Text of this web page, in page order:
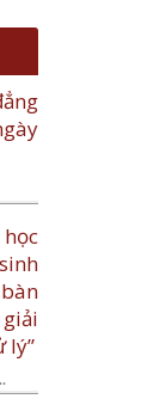
lý”